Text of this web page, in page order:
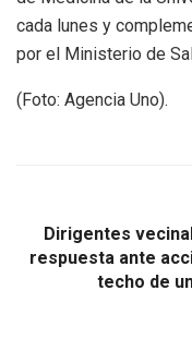
cada lunes y
por el Ministerio de
(Foto: Agencia Uno).
Dirigentes
respuesta ante
techo de